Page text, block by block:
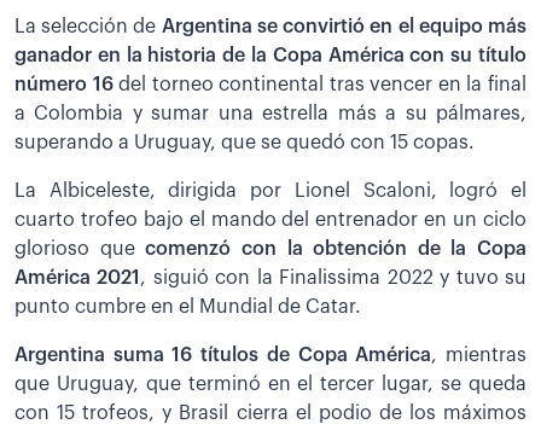
La selección de Argentina se convirtió en el equipo más
ganador en la historia de la Copa América con su título
número 16del torneo continental tras vencer en la final
a Colombia y sumar una estrella más a su pálmares,
superando a Uruguay, que se quedó con 15 copas.
La Albiceleste, dirigida por Lionel Scaloni, logró el
cuarto trofeo bajo el mando del entrenador en un ciclo
glorioso quecomenzó con la obtención de la Copa
América 2021 , siguió con la Finalissima 2022 y tuvo su
punto cumbre en el Mundial de Catar.
Argentina suma 16 títulos de Copa América, mientras
que Uruguay, que terminó en el tercer lugar, se queda
con 15 trofeos, y Brasil cierra el podio de los máximos